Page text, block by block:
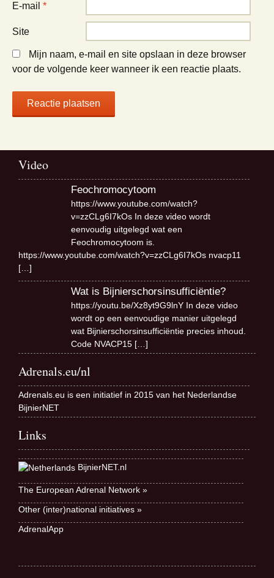
E-mail *
Site
Mijn naam, e-mail en site opslaan in deze browser
voor de volgende keer wanneer ik een reactie plaats.
Video
Feochromocytoom
https://www.youtube.com/watch?
v=zzCLg6I7kOs In deze video wordt
eenvoudig uitgelegd wat een
Feochromocytoom is.
https://www.youtube.com/watch?v=zzCLg6I7kOs nvacp11
[…]
Wat is Bijnierschorsinsufficiëntie?
https://youtu.be/Xz8yt9G9lnY In deze video
wordt op een eenvoudige manier uitgelegd
wat Bijnierschorsinsufficiëntie precies inhoud.
Code NVACP15[…]
Adrenals.eu/nl
Adrenals.eu is een initiatief in 2015 van het Nederlandse
BijnierNET
Links
BijnierNET.nl
The European Adrenal Network »
Other (inter)national initiatives »
AdrenalApp